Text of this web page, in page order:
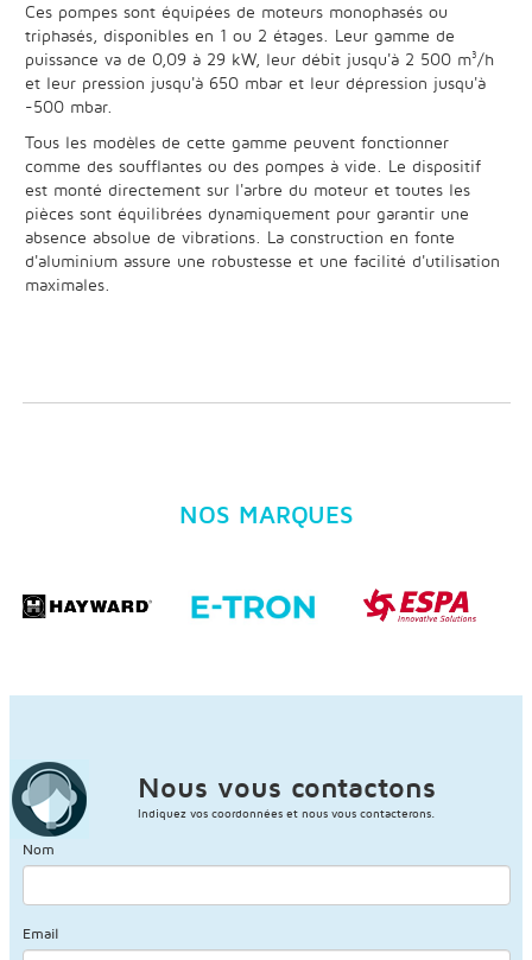
Ces pompes sont équipées de moteurs monophasés ou
triphasés, disponibles en 1 ou 2 étages. Leur gamme de
puissance va de 0,09 à 29 kW, leur débit jusqu'à 2 500 m³/h
et leur pression jusqu'à 650 mbar et leur dépression jusqu'à
-500 mbar.
Tous les modèles de cette gamme peuvent fonctionner
comme des soufflantes ou des pompes à vide. Le dispositif
est monté directement sur l'arbre du moteur et toutes les
pièces sont équilibrées dynamiquement pour garantir une
absence absolue de vibrations. La construction en fonte
d'aluminium assure une robustesse et une facilité d'utilisation
maximales.
NOS MARQUES
Nous vous contactons
Indiquez vos coordonnées et nous vous contacterons.
Nom
Email